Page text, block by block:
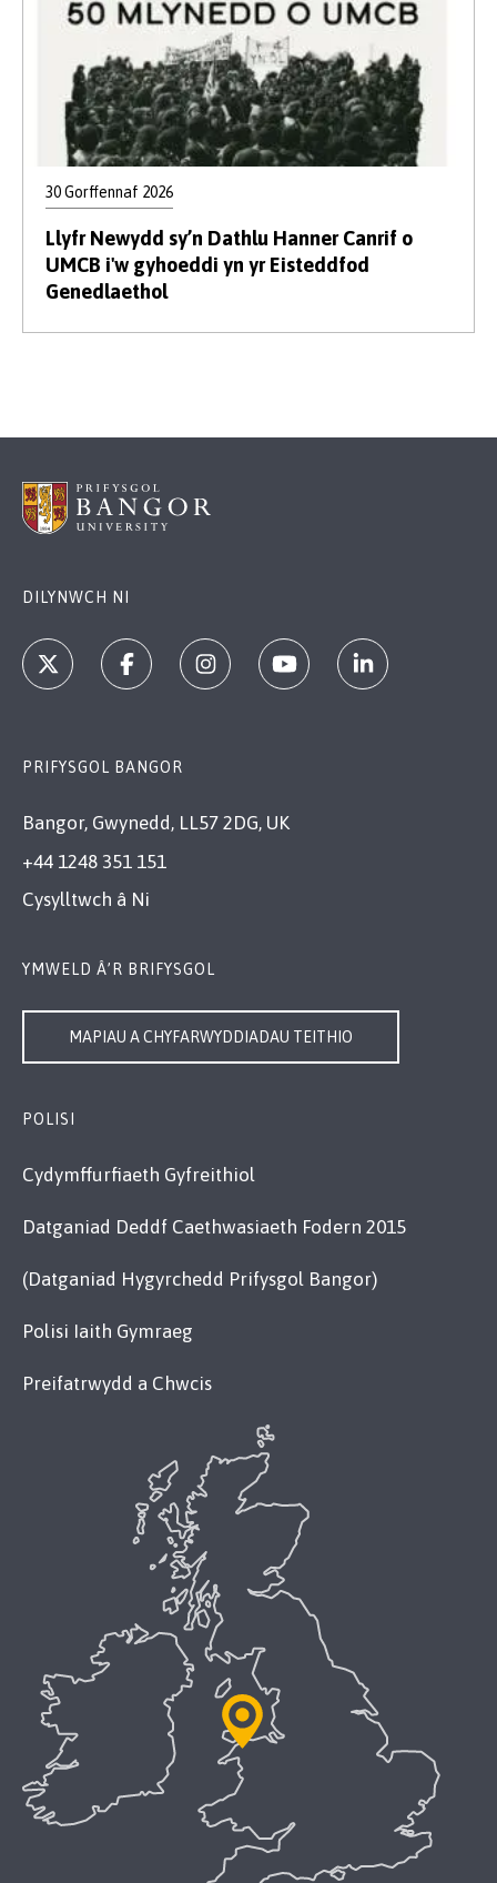
30 Gorffennaf 2026
Llyfr Newydd sy’n Dathlu Hanner Canrif o
UMCB i'w gyhoeddi yn yr Eisteddfod
Genedlaethol
DILYNWCH NI
PRIFYSGOL BANGOR
Bangor, Gwynedd, LL57 2DG, UK
+44 1248 351 151
Cysylltwch â Ni
YMWELD Â’R BRIFYSGOL
MAPIAU A CHYFARWYDDIADAU TEITHIO
POLISI
Cydymffurfiaeth Gyfreithiol
Datganiad Deddf Caethwasiaeth Fodern 2015
(Datganiad Hygyrchedd Prifysgol Bangor)
Polisi Iaith Gymraeg
Preifatrwydd a Chwcis